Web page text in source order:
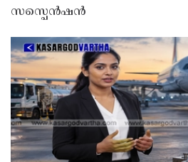
സസ്പെൻഷൻ